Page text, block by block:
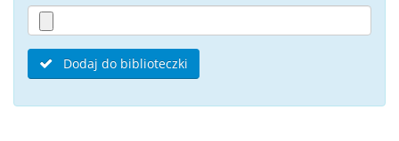
Dodaj do biblioteczki